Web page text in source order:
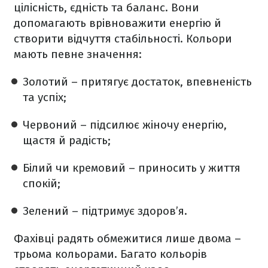
цілісність, єдність та баланс. Вони
допомагають врівноважити енергію й
створити відчуття стабільності. Кольори
мають певне значення:
Золотий – притягує достаток, впевненість
та успіх;
Червоний – підсилює жіночу енергію,
щастя й радість;
Білий чи кремовий – приносить у життя
спокій;
Зелений – підтримує здоров’я.
Фахівці радять обмежитися лише двома –
трьома кольорами. Багато кольорів